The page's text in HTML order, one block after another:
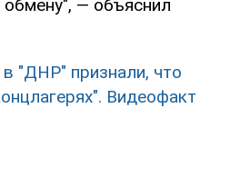
— объяснил
в "ДНР" признали, что
Видеофакт